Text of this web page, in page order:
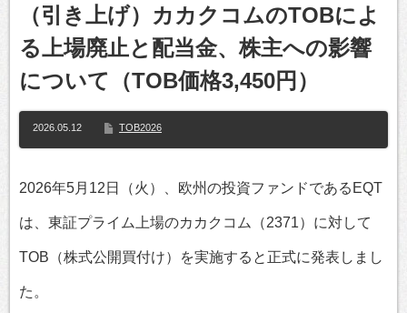
（引き上げ）カカクコムのTOBによ
る上場廃止と配当金、株主への影響
について（TOB価格3,450円）
2026.05.12 TOB2026
2026年5月12日（火）、欧州の投資ファンドであるEQT
は、東証プライム上場のカカクコム（2371）に対して
TOB（株式公開買付け）を実施すると正式に発表しまし
た。